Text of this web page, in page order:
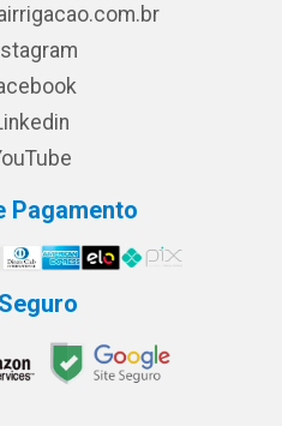
Pagamento